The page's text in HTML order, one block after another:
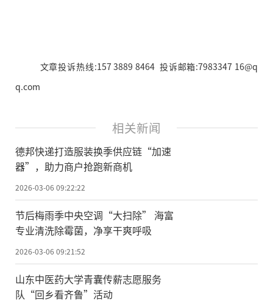
文章投诉热线:157 3889 8464 投诉邮箱:7983347 16@q
q.com
相关新闻
德邦快递打造服装换季供应链“加速
器”，助力商户抢跑新商机
2026-03-06 09:22:22
节后梅雨季中央空调“大扫除” 海富
专业清洗除霉菌，净享干爽呼吸
2026-03-06 09:21:52
山东中医药大学青囊传薪志愿服务
队“回乡看齐鲁”活动